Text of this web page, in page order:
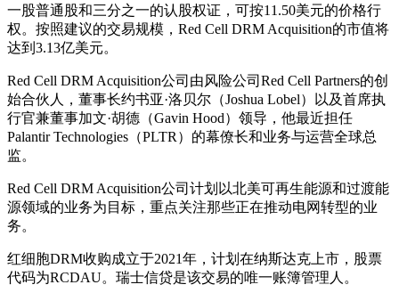
一股普通股和三分之一的认股权证，可按11.50美元的价格行
权。按照建议的交易规模，Red Cell DRM Acquisition的市值将
达到3.13亿美元。
Red Cell DRM Acquisition公司由风险公司Red Cell Partners的创
始合伙人，董事长约书亚·洛贝尔（Joshua Lobel）以及首席执
行官兼董事加文·胡德（Gavin Hood）领导，他最近担任
Palantir Technologies（PLTR）的幕僚长和业务与运营全球总
监。
Red Cell DRM Acquisition公司计划以北美可再生能源和过渡能
源领域的业务为目标，重点关注那些正在推动电网转型的业
务。
红细胞DRM收购成立于2021年，计划在纳斯达克上市，股票
代码为RCDAU。瑞士信贷是该交易的唯一账簿管理人。